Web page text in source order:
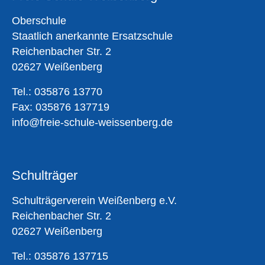
Oberschule
Staatlich anerkannte Ersatzschule
Reichenbacher Str. 2
02627 Weißenberg
Tel.: 035876 13770
Fax: 035876 137719
info@freie-schule-weissenberg.de
Schulträger
Schulträgerverein Weißenberg e.V.
Reichenbacher Str. 2
02627 Weißenberg
Tel.: 035876 137715